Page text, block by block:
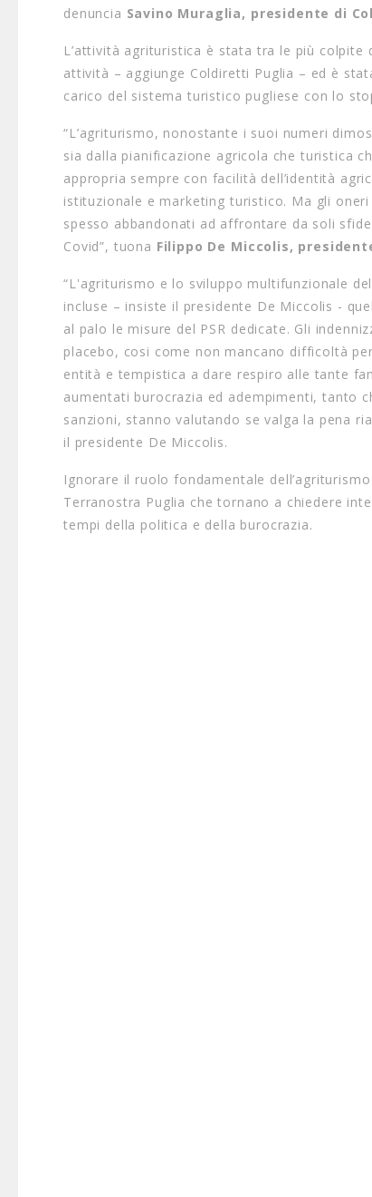
denuncia Savino Muraglia, presidente di
L’attività agrituristica è stata tra le più colpite
attività – aggiunge Coldiretti Puglia – ed è
carico del sistema turistico pugliese con lo
“L’agriturismo, nonostante i suoi numeri
sia dalla pianificazione agricola che turistica
appropria sempre con facilità dell’identità
istituzionale e marketing turistico. Ma gli
spesso abbandonati ad affrontare da soli
Covid”, tuona Filippo De Miccolis,
“L'agriturismo e lo sviluppo multifunzionale
incluse – insiste il presidente De Miccolis -
al palo le misure del PSR dedicate. Gli
placebo, cosi come non mancano difficoltà
entità e tempistica a dare respiro alle tante
aumentati burocrazia ed adempimenti, tanto
sanzioni, stanno valutando se valga la pena
il presidente De Miccolis.
Ignorare il ruolo fondamentale
Terranostra Puglia che tornano a chiedere
tempi della politica e della burocrazia.